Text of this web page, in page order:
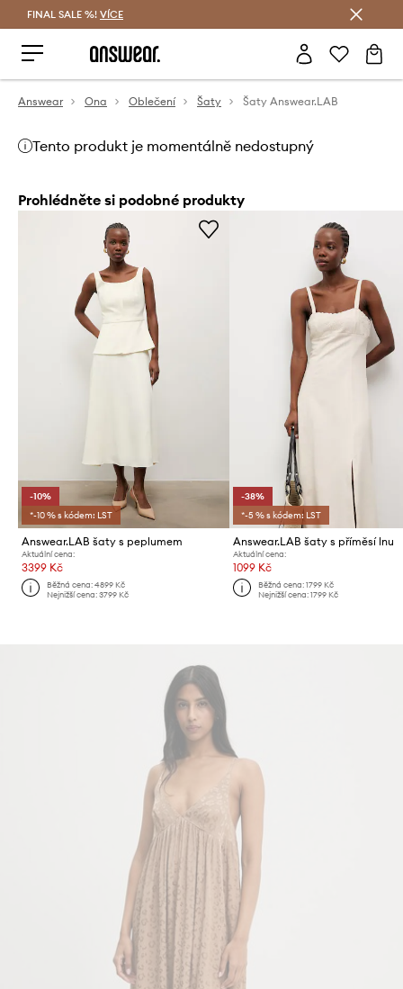
FINAL SALE %! VÍCE
Answear Ona Oblečení Šaty Šaty Answear.LAB
Tento produkt je momentálně nedostupný
Prohlédněte si podobné produkty
-10%
*-10 % s kódem: LST
Answear.LAB šaty s peplumem
Aktuální cena:
3399 Kč
Běžná cena:4899 Kč
Nejnižší cena:3799 Kč
-38%
*-5 % s kódem: LST
Answear.LAB šaty s příměsí lnu
Aktuální cena:
1099 Kč
Běžná cena: 1799 Kč
Nejnižší cena: 1799 Kč